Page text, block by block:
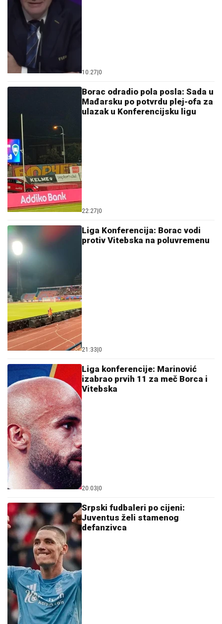
10:27 0
Borac odradio pola posla: Sada u
Mađarsku po potvrdu plej-ofa za
ulazak u Konferencijsku ligu
22:27 0
Liga Konferencija: Borac vodi
protiv Vitebska na poluvremenu
21:33 0
Liga konferencije: Marinović
izabrao prvih 11 za meč Borca i
Vitebska
20:03 0
Srpski fudbaleri po cijeni:
Juventus želi stamenog
defanzivca